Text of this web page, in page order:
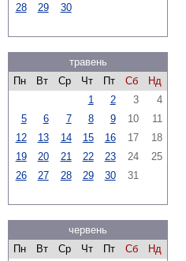
28
29 30
травень
Пн
Вт Ср Чт Пт Сб
Нд
1
2 3
4
5
6 7 8 9 10
11
12
13 14 15 16 17
18
19
20 21 22 23 24
25
26
27 28 29 30 31
червень
Пн
Вт Ср Чт Пт Сб
Нд